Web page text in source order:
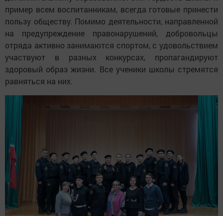
пример всем воспитанникам, всегда готовые принести
пользу обществу. Помимо деятельности, направленной
на предупреждение правонарушений, добровольцы
отряда активно занимаются спортом, с удовольствием
участвуют в разных конкурсах, пропагандируют
здоровый образ жизни. Все ученики школы стремятся
равняться на них.